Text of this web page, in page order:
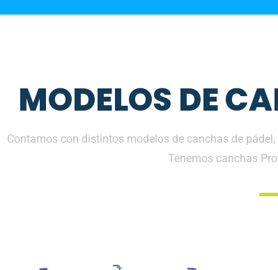
MODELOS DE
Contamos con distintos modelos de canchas de
Tenemos canchas